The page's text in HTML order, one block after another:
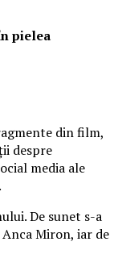
pielea
din film,
despre
media ale
.
De sunet s-a
Miron, iar de